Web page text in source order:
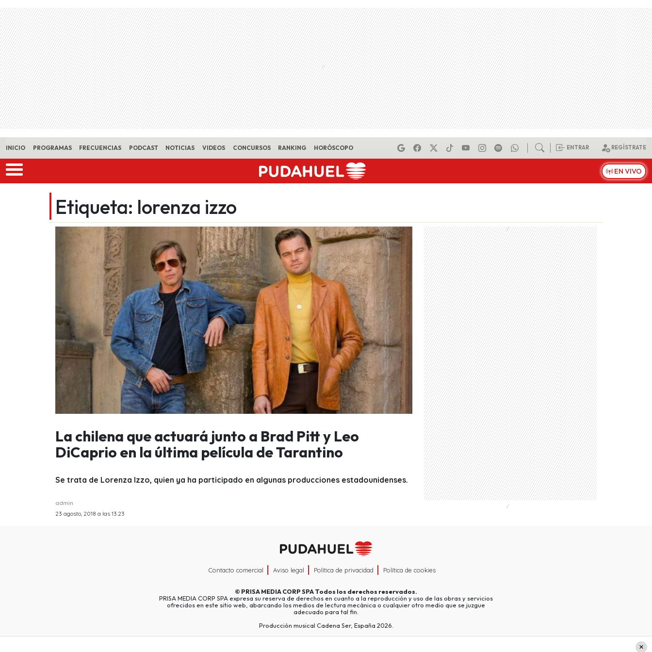
Skip to main content
INICIO PROGRAMAS FRECUENCIAS PODCAST NOTICIAS VIDEOS CONCURSOS RANKING HORÓSCOPO ENTRAR REGÍSTRATE
EN VIVO
Etiqueta: lorenza izzo
La chilena que actuará junto a Brad Pitt y Leo
DiCaprio en la última película de Tarantino
Se trata de Lorenza Izzo, quien ya ha participado en algunas producciones estadounidenses.
admin
23 agosto, 2018 a las 13:23
Contacto comercial Aviso legal Política de privacidad Política de cookies
© PRISA MEDIA CORP SPATodos los derechos reservados.
PRISA MEDIA CORP SPA expresa su reserva de derechos en cuanto a la reproducción y uso de las obras y servicios
ofrecidos en este sitio web, abarcando los medios de lectura mecánica o cualquier otro medio que se juzgue
adecuado para tal fin.
Producción musical Cadena Ser, España 2026.